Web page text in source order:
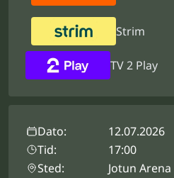
Strim
TV 2 Play
Dato:
12.07.2026
Tid:
17:00
Sted:
Jotun Arena